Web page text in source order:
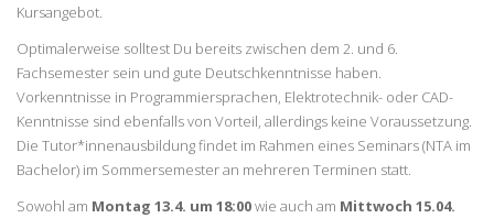
Kursangebot.
Optimalerweise solltest Du bereits zwischen dem 2. und 6.
Fachsemester sein und gute Deutschkenntnisse haben.
Vorkenntnisse in Programmiersprachen, Elektrotechnik- oder CAD-
Kenntnisse sind ebenfalls von Vorteil, allerdings keine Voraussetzung.
Die Tutor*innenausbildung findet im Rahmen eines Seminars (NTA im
Bachelor) im Sommersemester an mehreren Terminen statt.
Sowohl am Montag 13.4. um 18:00wie auch am Mittwoch 15.04.